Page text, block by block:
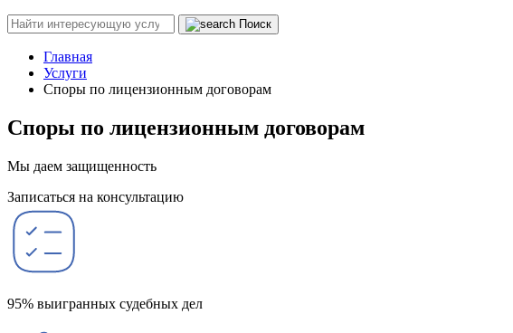
Поиск
Главная
Услуги
Споры по лицензионным договорам
Споры по лицензионным договорам
Мы даем защищенность
Записаться на консультацию
95% выигранных судебных дел